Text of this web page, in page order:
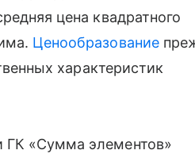
цена квадратного
Ценообразование
характеристик
ГК «Сумма элементов»